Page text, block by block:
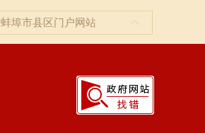
蚌埠市县区门户网站